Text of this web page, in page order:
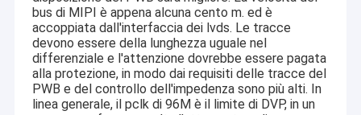
Contattaci
notizie
Tutti i casi
bus di MIPI è appena alcuna cento m. ed è
accoppiata dall'interfaccia dei lvds. Le tracce
devono essere della lunghezza uguale nel
differenziale e l'attenzione dovrebbe essere pagata
alla protezione, in modo dai requisiti delle tracce del
PWB e del controllo dell'impedenza sono più alti. In
linea generale, il pclk di 96M è il limite di DVP, in un
della macchina fotografica della cote in molte aree differenti
come VR, l'AR, 3D, AI, il dispositivo portabile, la cuffia avricolare,
la roboticadi vetro, IoT, l'industriale, agrotechny medici, la
biometria, la rappresentazione, visione artificiale, dispositivo
ottico del computer, sicurezza, ecc. Tutto il relativo al prodotto
con il modulo della macchina fotografica,possiamo trovare la
migliore soluzione per voi.